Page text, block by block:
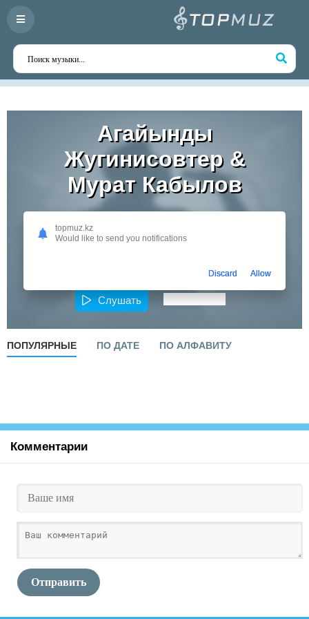
Агайынды
Жугинисовтер &
Мурат Кабылов
Жугинисовтер & Мурат Кабылов для прослушивания
и скачивания. Слушайте онлайн или скачивайте
Слушать
ПОПУЛЯРНЫЕ ПО ДАТЕ ПО АЛФАВИТУ
Комментарии
Отправить
topmuz.kz
Would like to send you notifications
Discard Allow